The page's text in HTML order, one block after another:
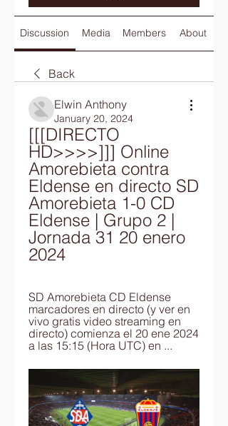
Discussion Media Members About
Back
Elwin Anthony
January 20, 2024
[[[DIRECTO
HD>>>>]]] Online
Amorebieta contra
Eldense en directo SD
Amorebieta 1-0 CD
Eldense | Grupo 2 |
Jornada 31 20 enero
2024
SD Amorebieta CD Eldense
marcadores en directo (y ver en
vivo gratis video streaming en
directo) comienza el 20 ene 2024
a las 15:15 (Hora UTC) en ...